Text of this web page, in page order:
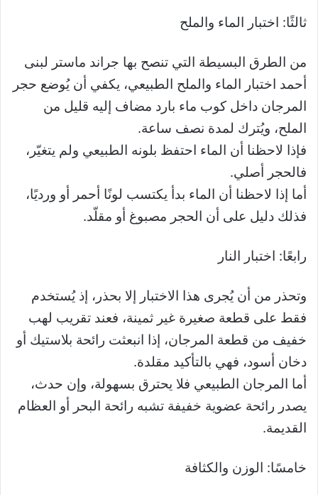
ثالثًا: اختبار الماء والملح
من الطرق البسيطة التي تنصح بها جراند ماستر لبنى
أحمد اختبار الماء والملح الطبيعي، يكفي أن يُوضع حجر
المرجان داخل كوب ماء بارد مضاف إليه قليل من
الملح، ويُترك لمدة نصف ساعة.
فإذا لاحظنا أن الماء احتفظ بلونه الطبيعي ولم يتغيّر،
فالحجر أصلي.
أما إذا لاحظنا أن الماء بدأ يكتسب لونًا أحمر أو ورديًا،
فذلك دليل على أن الحجر مصبوغ أو مقلّد.
رابعًا: اختبار النار
وتحذر من أن يُجرى هذا الاختبار إلا بحذر، إذ يُستخدم
فقط على قطعة صغيرة غير ثمينة، فعند تقريب لهب
خفيف من قطعة المرجان، إذا انبعثت رائحة بلاستيك أو
دخان أسود، فهي بالتأكيد مقلدة.
أما المرجان الطبيعي فلا يحترق بسهولة، وإن حدث،
يصدر رائحة عضوية خفيفة تشبه رائحة البحر أو العظام
القديمة.
خامسًا: الوزن والكثافة